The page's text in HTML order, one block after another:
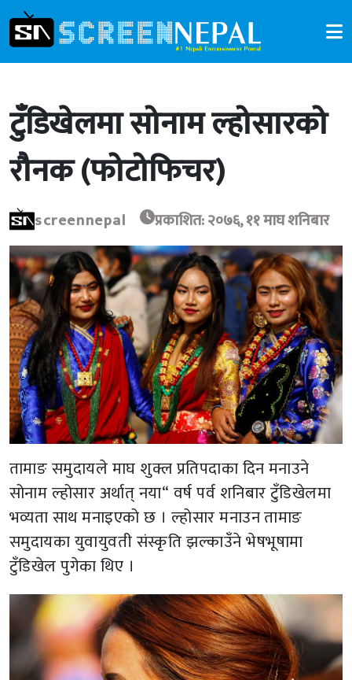
टुँडिखेलमा सोनाम ल्होसारको
रौनक (फोटोफिचर)
screennepal प्रकाशित: २०७६, ११ माघ शनिबार
तामाङ समुदायले माघ शुक्ल प्रतिपदाका दिन मनाउने
सोनाम ल्होसार अर्थात् नया“ वर्ष पर्व शनिबार टुँडिखेलमा
भव्यता साथ मनाइएको छ । ल्होसार मनाउन तामाङ
समुदायका युवायुवती संस्कृति झल्काउँने भेषभूषामा
टुँडिखेल पुगेका थिए ।